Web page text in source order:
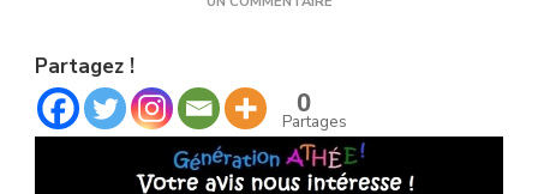
LES
CULTES,
MÈNERAIT
Partagez !
0
Partages